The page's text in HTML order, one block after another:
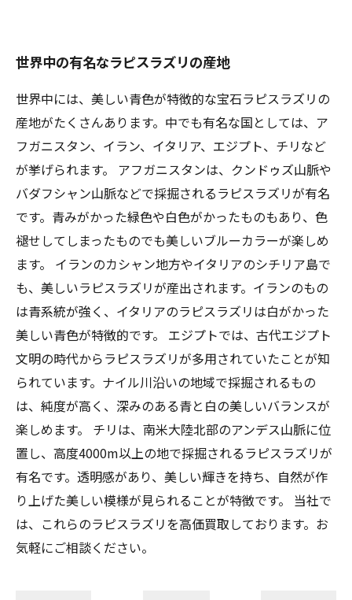
世界中の有名なラピスラズリの産地
世界中には、美しい青色が特徴的な宝石ラピスラズリの
産地がたくさんあります。中でも有名な国としては、ア
フガニスタン、イラン、イタリア、エジプト、チリなど
が挙げられます。 アフガニスタンは、クンドゥズ山脈や
バダフシャン山脈などで採掘されるラピスラズリが有名
です。青みがかった緑色や白色がかったものもあり、色
褪せしてしまったものでも美しいブルーカラーが楽しめ
ます。 イランのカシャン地方やイタリアのシチリア島で
も、美しいラピスラズリが産出されます。イランのもの
は青系統が強く、イタリアのラピスラズリは白がかった
美しい青色が特徴的です。 エジプトでは、古代エジプト
文明の時代からラピスラズリが多用されていたことが知
られています。ナイル川沿いの地域で採掘されるもの
は、純度が高く、深みのある青と白の美しいバランスが
楽しめます。 チリは、南米大陸北部のアンデス山脈に位
置し、高度4000m以上の地で採掘されるラピスラズリが
有名です。透明感があり、美しい輝きを持ち、自然が作
り上げた美しい模様が見られることが特徴です。 当社で
は、これらのラピスラズリを高価買取しております。お
気軽にご相談ください。